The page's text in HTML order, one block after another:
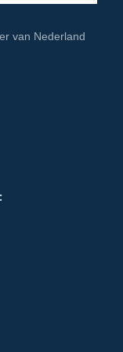
van Nederland